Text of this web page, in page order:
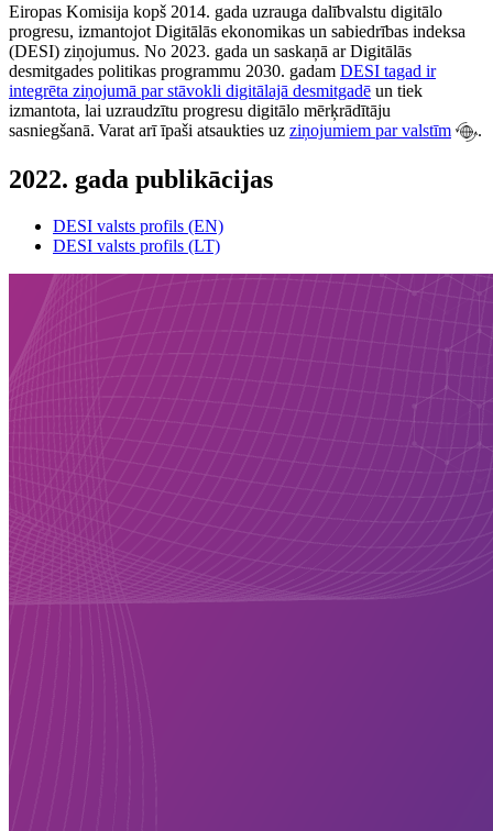
Eiropas Komisija kopš 2014. gada uzrauga dalībvalstu digitālo
progresu, izmantojot Digitālās ekonomikas un sabiedrības indeksa
(DESI) ziņojumus. No 2023. gada un saskaņā ar Digitālās
desmitgades politikas programmu 2030. gadam DESI tagad ir
integrēta ziņojumā par stāvokli digitālajā desmitgadē un tiek
izmantota, lai uzraudzītu progresu digitālo mērķrādītāju
sasniegšanā. Varat arī īpaši atsaukties uz ziņojumiem par valstīm .
2022. gada publikācijas
DESI valsts profils (EN)
DESI valsts profils (LT)